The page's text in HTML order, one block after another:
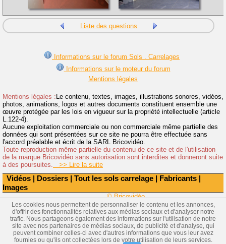
Vidéos | Dossiers | Tout les sols carrelage | Fabricants |
Images
Liste des questions
Informations sur le forum Sols . Carrelages
Informations sur le moteur du forum
Mentions légales
Mentions légales : Le contenu, textes, images, illustrations sonores, vidéos,
photos, animations, logos et autres documents constituent ensemble une
œuvre protégée par les lois en vigueur sur la propriété intellectuelle (article
L.122-4).
Aucune exploitation commerciale ou non commerciale même partielle des
données qui sont présentées sur ce site ne pourra être effectuée sans
l'accord préalable et écrit de la SARL Bricovidéo.
Toute reproduction même partielle du contenu de ce site et de l'utilisation
de la marque Bricovidéo sans autorisation sont interdites et donneront suite
à des poursuites. >> Lire la suite
© Bricovidéo
Les cookies nous permettent de personnaliser le contenu et les annonces,
d'offrir des fonctionnalités relatives aux médias sociaux et d'analyser notre
trafic. Nous partageons également des informations sur l'utilisation de notre
site avec nos partenaires de médias sociaux, de publicité et d'analyse, qui
peuvent combiner celles-ci avec d'autres informations que vous leur avez
fournies ou qu'ils ont collectées lors de votre utilisation de leurs services.